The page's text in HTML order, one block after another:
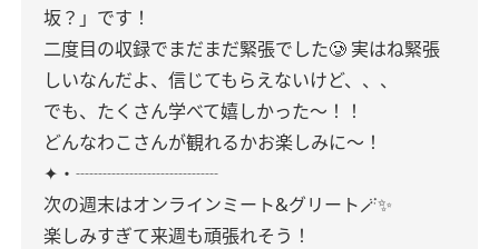
坂？」です！
二度目の収録でまだまだ緊張でした🥲 実はね緊張
しいなんだよ、信じてもらえないけど、、、
でも、たくさん学べて嬉しかった〜！！
どんなわこさんが観れるかお楽しみに〜！
✦・┈┈┈┈┈┈┈┈
次の週末はオンラインミート&グリート🪄✨
楽しみすぎて来週も頑張れそう！